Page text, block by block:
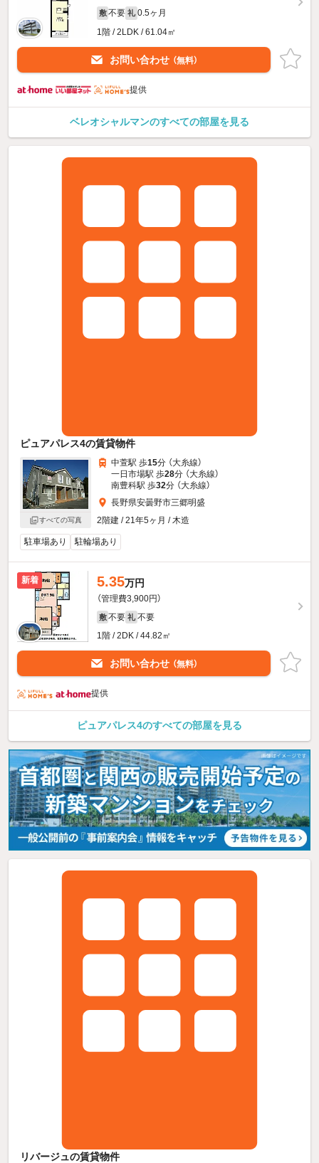
敷 不要 礼 0.5ヶ月
1階 / 2LDK / 61.04㎡
お問い合わせ （無料）
提供
ベレオシャルマンのすべての部屋を見る
ピュアパレス4の賃貸物件
すべての写真
中萱駅 歩15分 （大糸線）
一日市場駅 歩28分 （大糸線）
南豊科駅 歩32分 （大糸線）
長野県安曇野市三郷明盛
2階建 / 21年5ヶ月 / 木造
駐車場あり 駐輪場あり
新着 5.35万円
（管理費3,900円）
敷 不要 礼 不要
1階 / 2DK / 44.82㎡
お問い合わせ （無料）
提供
ピュアパレス4のすべての部屋を見る
リバージュの賃貸物件